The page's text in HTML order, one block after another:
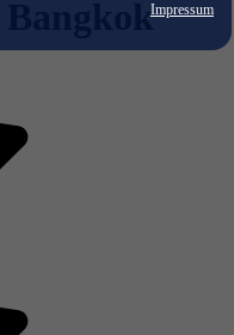
Impressum